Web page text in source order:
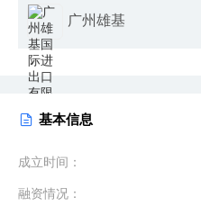
广州雄基
基本信息
成立时间：
融资情况：